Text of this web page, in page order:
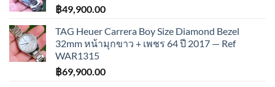
฿49,900.00
TAG Heuer Carrera Boy Size Diamond Bezel
32mm หน้ามุกขาว + เพชร 64 ปี 2017 — Ref
WAR1315
฿69,900.00